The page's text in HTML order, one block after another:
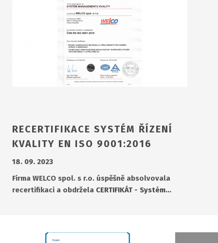
RECERTIFIKACE SYSTÉM ŘÍZENÍ
KVALITY EN ISO 9001:2016
18. 09. 2023
Firma WELCO spol. s r.o. úspěšně absolvovala
recertifikaci a obdržela CERTIFIKÁT - Systém…